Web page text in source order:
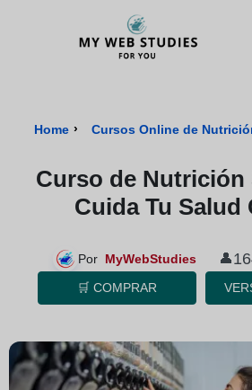
Home ›
Curso de Nutrición
Cuida Tu Salud
Por MyWebStudies 👤
🛒 COMPRAR